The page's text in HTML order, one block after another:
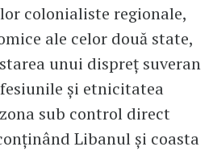
colonialiste regionale,
ale celor două state,
unui dispreţ suveran
şi etnicitatea
sub control direct
Libanul şi coasta